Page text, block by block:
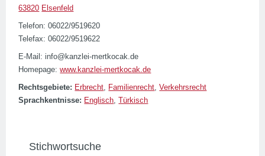
63820 Elsenfeld
Telefon: 06022/9519620
Telefax: 06022/9519622
E-Mail: info@kanzlei-mertkocak.de
Homepage:www.kanzlei-mertkocak.de
Rechtsgebiete: Erbrecht Familienrecht ,Verkehrsrecht
Sprachkentnisse: Englisch ,Türkisch
Stichwortsuche